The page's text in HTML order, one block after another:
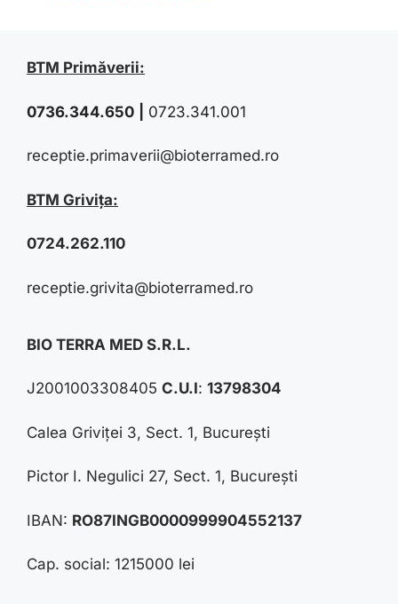
BTM Primăverii:
0736.344.650 0723.341.001
receptie.primaverii@bioterramed.ro
BTM Grivița:
0724.262.110
receptie.grivita@bioterramed.ro
BIO TERRA MED S.R.L.
J2001003308405 C.U.I: 13798304
Calea Griviței 3, Sect. 1, București
Pictor I. Negulici 27, Sect. 1, București
IBAN: RO87INGB0000999904552137
Cap. social: 1215000 lei